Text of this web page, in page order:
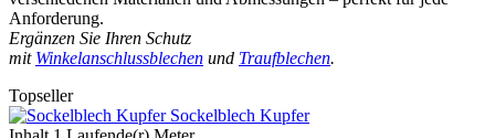
Anforderung.
Ergänzen Sie Ihren Schutz
mit Winkelanschlussblechen und Traufblechen.
Topseller
Sockelblech Kupfer